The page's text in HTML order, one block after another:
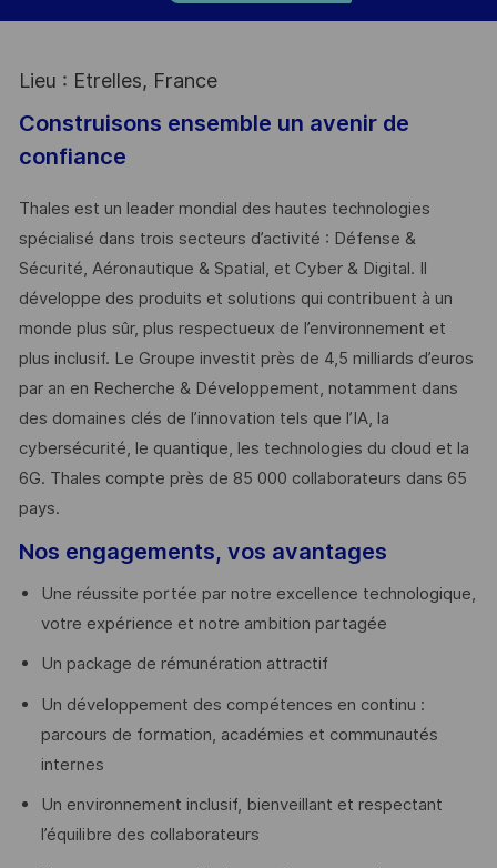
Lieu : Etrelles, France
Construisons ensemble un avenir de
confiance
Thales est un leader mondial des hautes technologies
spécialisé dans trois secteurs d’activité : Défense &
Sécurité, Aéronautique & Spatial, et Cyber & Digital. Il
développe des produits et solutions qui contribuent à un
monde plus sûr, plus respectueux de l’environnement et
plus inclusif. Le Groupe investit près de 4,5 milliards d’euros
par an en Recherche & Développement, notamment dans
des domaines clés de l’innovation tels que l’IA, la
cybersécurité, le quantique, les technologies du cloud et la
6G. Thales compte près de 85 000 collaborateurs dans 65
pays. ​
Nos engagements, vos avantages
Une réussite portée par notre excellence technologique,
votre expérience et notre ambition partagée
Un package de rémunération attractif
Un développement des compétences en continu :
parcours de formation, académies et communautés
internes
Un environnement inclusif, bienveillant et respectant
l’équilibre des collaborateurs